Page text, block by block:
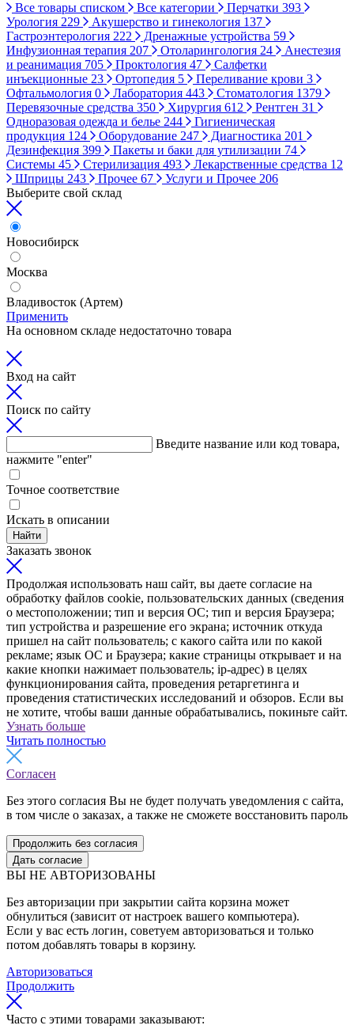
Все товары списком Все категории Перчатки 393
Урология 229 Акушерство и гинекология 137
Гастроэнтерология 222 Дренажные устройства 59
Инфузионная терапия 207 Отоларингология 24
Анестезия
и реанимация 705 Проктология 47
Салфетки
инъекционные 23 Ортопедия 5 Переливание крови 3
Офтальмология 0 Лаборатория 443 Стоматология 1379
Перевязочные средства 350 Хирургия 612 Рентген 31
Одноразовая одежда и белье 244
Гигиеническая
продукция 124 Оборудование 247 Диагностика 201
Дезинфекция 399 Пакеты и баки для утилизации 74
Системы 45 Стерилизация 493 Лекарственные средства 12
Шприцы 243 Прочее 67 Услуги и Прочее 206
Выберите свой склад
Новосибирск
Москва
Владивосток (Артем)
Применить
На основном складе недостаточно товара
Вход на сайт
Поиск по сайту
Введите название или код товара,
нажмите "enter"
Точное соответствие
Искать в описании
Найти
Заказать звонок
Продолжая использовать наш сайт, вы даете согласие на
обработку файлов cookie, пользовательских данных (сведения
о местоположении; тип и версия ОС; тип и версия Браузера;
тип устройства и разрешение его экрана; источник откуда
пришел на сайт пользователь; с какого сайта или по какой
рекламе; язык ОС и Браузера; какие страницы открывает и на
какие кнопки нажимает пользователь; ip-адрес) в целях
функционирования сайта, проведения ретаргетинга и
проведения статистических исследований и обзоров. Если вы
не хотите, чтобы ваши данные обрабатывались, покиньте сайт.
Узнать больше
Читать полностью
Согласен
Без этого согласия Вы не будет получать уведомления с сайта,
в том числе о заказах, а также не сможете восстановить пароль
Продолжить без согласия
Дать согласие
ВЫ НЕ АВТОРИЗОВАНЫ
Без авторизации при закрытии сайта корзина может
обнулиться (зависит от настроек вашего компьютера).
Если у вас есть логин, советуем авторизоваться и только
потом добавлять товары в корзину.
Авторизоваться
Продолжить
Часто с этими товарами заказывают: